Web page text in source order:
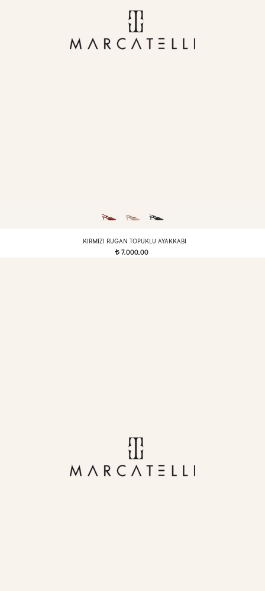
KIRMIZI RUGAN TOPUKLU AYAKKABI
t 7.000,00